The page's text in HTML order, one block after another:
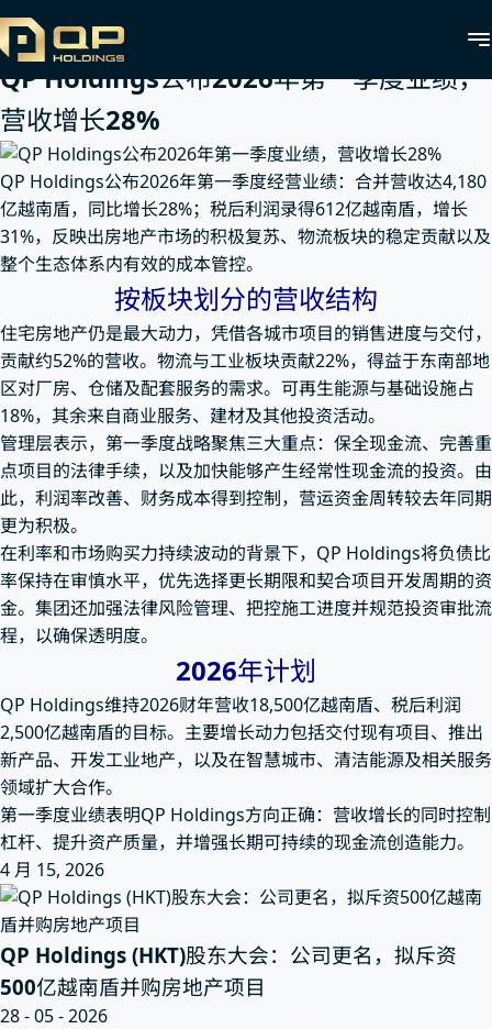
首页
度业绩，营收增长28%
QP Holdings公布2026年第一季度业绩，
营收增长28%
QP Holdings公布2026年第一季度经营业绩：合并营收达4,180
亿越南盾，同比增长28%；税后利润录得612亿越南盾，增长
31%，反映出房地产市场的积极复苏、物流板块的稳定贡献以及
整个生态体系内有效的成本管控。
按板块划分的营收结构
住宅房地产仍是最大动力，凭借各城市项目的销售进度与交付，
贡献约52%的营收。物流与工业板块贡献22%，得益于东南部地
区对厂房、仓储及配套服务的需求。可再生能源与基础设施占
18%，其余来自商业服务、建材及其他投资活动。
管理层表示，第一季度战略聚焦三大重点：保全现金流、完善重
点项目的法律手续，以及加快能够产生经常性现金流的投资。由
此，利润率改善、财务成本得到控制，营运资金周转较去年同期
更为积极。
在利率和市场购买力持续波动的背景下，QP Holdings将负债比
率保持在审慎水平，优先选择更长期限和契合项目开发周期的资
金。集团还加强法律风险管理、把控施工进度并规范投资审批流
程，以确保透明度。
2026年计划
QP Holdings维持2026财年营收18,500亿越南盾、税后利润
2,500亿越南盾的目标。主要增长动力包括交付现有项目、推出
新产品、开发工业地产，以及在智慧城市、清洁能源及相关服务
领域扩大合作。
第一季度业绩表明QP Holdings方向正确：营收增长的同时控制
杠杆、提升资产质量，并增强长期可持续的现金流创造能力。
4 月 15, 2026
QP Holdings (HKT)股东大会：公司更名，拟斥资
500亿越南盾并购房地产项目
28 - 05 - 2026